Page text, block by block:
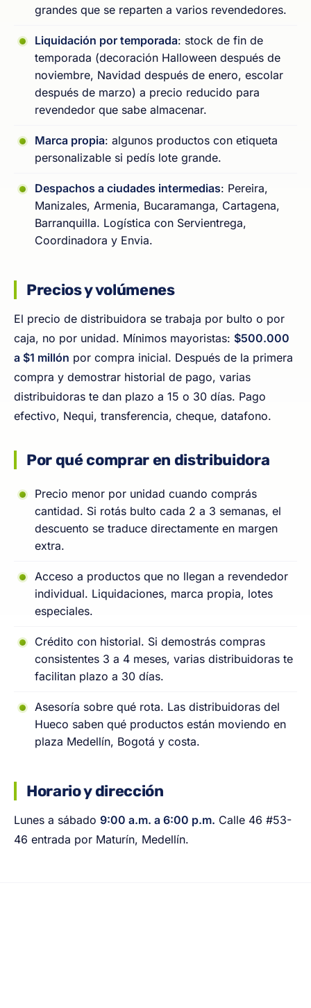
grandes que se reparten a varios revendedores.
Liquidación por temporada: stock de fin de
temporada (decoración Halloween después de
noviembre, Navidad después de enero, escolar
después de marzo) a precio reducido para
revendedor que sabe almacenar.
Marca propia: algunos productos con etiqueta
personalizable si pedís lote grande.
Despachos a ciudades intermedias: Pereira,
Manizales, Armenia, Bucaramanga, Cartagena,
Barranquilla. Logística con Servientrega,
Coordinadora y Envia.
Precios y volúmenes
El precio de distribuidora se trabaja por bulto o por
caja, no por unidad. Mínimos mayoristas: $500.000
a $1 millón por compra inicial. Después de la primera
compra y demostrar historial de pago, varias
distribuidoras te dan plazo a 15 o 30 días. Pago
efectivo, Nequi, transferencia, cheque, datafono.
Por qué comprar en distribuidora
Precio menor por unidad cuando comprás
cantidad. Si rotás bulto cada 2 a 3 semanas, el
descuento se traduce directamente en margen
extra.
Acceso a productos que no llegan a revendedor
individual. Liquidaciones, marca propia, lotes
especiales.
Crédito con historial. Si demostrás compras
consistentes 3 a 4 meses, varias distribuidoras te
facilitan plazo a 30 días.
Asesoría sobre qué rota. Las distribuidoras del
Hueco saben qué productos están moviendo en
plaza Medellín, Bogotá y costa.
Horario y dirección
Lunes a sábado 9:00 a.m. a 6:00 p.m. Calle 46 #53-
46 entrada por Maturín, Medellín.